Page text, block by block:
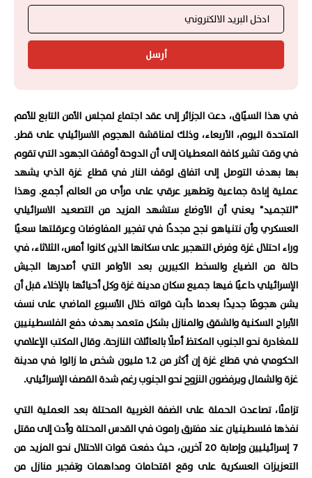
أرسل
في هذا السيّاق، دعت الجزائر إلى عقد اجتماع لمجلس الأمن التابع للأمم
المتحدة اليوم، الأربعاء، وذلك لمناقشة الهجوم الاسرائيلي على قطر.
في وقت تشير كافة المعطيات إلى أن الدوحة أوقفت الجهود التي تقوم
بها بهدف التوصل إلى اتفاق لوقف النار في قطاع غزة الذي يشهد
عملية إبادة جماعية وتطهير عرقي على مرأى من العالم أجمع. وهذا
"التجميد" يعني أن الأوضاع ستشهد المزيد من التصعيد الاسرائيلي
العسكري وأن نتنياهو نجح مجددًا في تفجير المفاوضات وعرقلتها سعيًا
وراء احتلال غزة وفرض التهجير على سكانها الذين كانوا أمس، الثلاثاء، في
حالة من الضياع والسخط الكبيرين بعد الأوامر التي أصدرها الجيش
الإسرائيلي داعيًا فيها جميع سكان مدينة غزة وكل أحيائها بالإخلاء قبل أن
يشن هجومًا جديدًا بعدما دأبت قواته خلال الأسبوع الماضي على نسف
الأبراج السكنية والشقق والمنازل بشكل متعمد بهدف دفع الفلسطينيين
للمغادرة نحو الجنوب المكتظ أصلًا بالعائلات النازحة.وقال المكتب الإعلامي
الحكومي في قطاع غزة إن أكثر من 1.2 مليون شخص ما زالوا في مدينة
غزة والشمال ويرفضون النزوح نحو الجنوب رغم شدة القصف الإسرائيلي.
تزامنًا، تصاعدت الحملة على الضفة الغربية المحتلة بعد العملية التي
نفذها فلسطينيان عند مفترق راموت في القدس المحتلة وأدت إلى مقتل
7 إسرائيليين وإصابة 20 آخرين، حيث دفعت قوات الاحتلال نحو المزيد من
التعزيزات العسكرية على وقع اقتحامات ومداهمات وتفجير منازل من